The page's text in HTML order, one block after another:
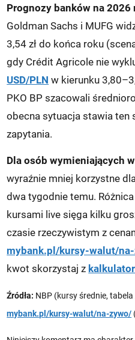
Prognozy banków na
Goldman Sachs i MUFG
3,54 zł do końca roku
gdy Crédit Agricole nie
USD/PLN w kierunku
PKO BP szacowali
obecna sytuacja stawia ten
zapytania.
Dla osób wymieniających
wyraźnie mniej korzystne
dwa tygodnie temu.
kursami live sięga kilku
czasie rzeczywistym z
mybank.pl/kursy-walut/
kwot skorzystaj z
Źródła: NBP (kursy średnie,
mybank.pl/kursy-walut/na-zywo/